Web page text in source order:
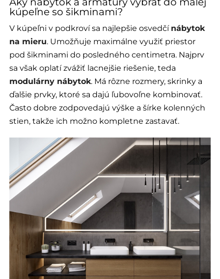
kúpeľne so šikminami?
V kúpeľni v podkroví sa najlepšie osvedčí nábytok
na mieru. Umožňuje maximálne využiť priestor
pod šikminami do posledného centimetra. Najprv
sa však oplatí zvážiť lacnejšie riešenie, teda
modulárny nábytok. Má rôzne rozmery, skrinky a
ďalšie prvky, ktoré sa dajú ľubovoľne kombinovať.
Často dobre zodpovedajú výške a šírke kolenných
stien, takže ich možno kompletne zastavať.